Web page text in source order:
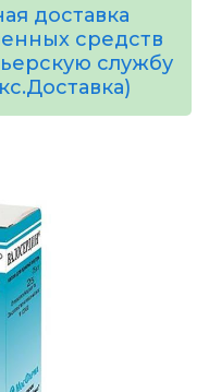
доставка
средств
службу